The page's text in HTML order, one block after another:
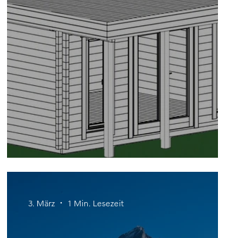
Neu ab Mitte August 2026
3. März 1 Min. Lesezeit